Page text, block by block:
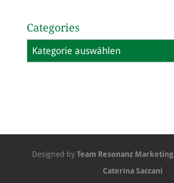
Categories
Categories
Designed byTeam Resonanz Marketing
Caterina Saccani